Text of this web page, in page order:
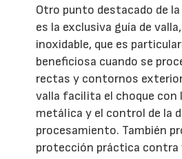
Otro punto destacado de la
es la exclusiva guía de
inoxidable, que es
beneficiosa cuando se
rectas y contornos
valla facilita el choque con
metálica y el control de la
procesamiento. También
protección práctica contra